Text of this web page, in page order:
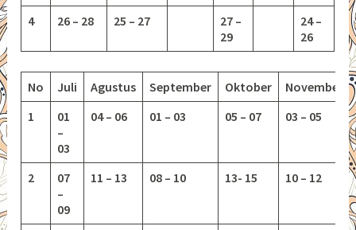
4
26 – 28 25 – 27
27 –
29
24 –
26
No Juli Agustus September Oktober
November
1
01
–
03
04 – 06 01 – 03 05 – 07 03 – 05
2
07
–
09
11 – 13 08 – 10 13- 15 10 – 12